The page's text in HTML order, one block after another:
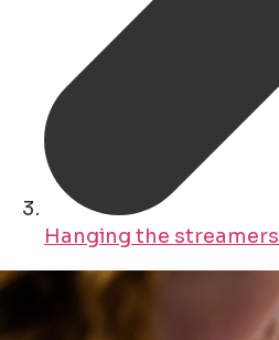
Hanging the streamers